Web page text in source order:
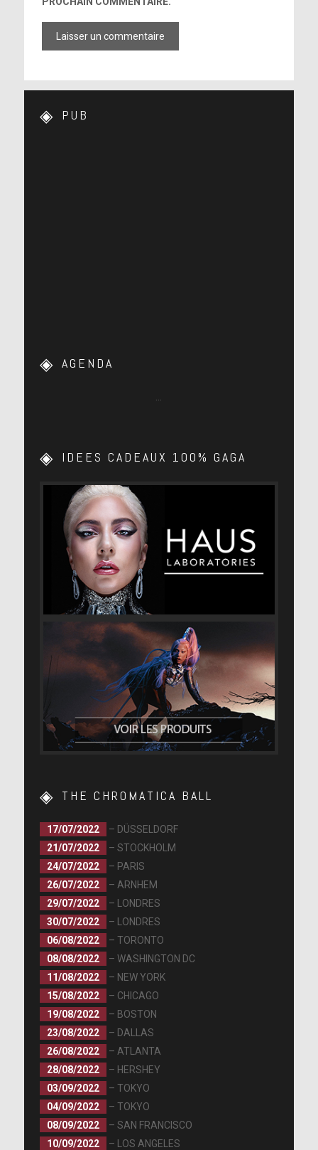
PUB
AGENDA
…
IDEES CADEAUX 100% GAGA
THE CHROMATICA BALL
17/07/2022
– DÜSSELDORF
21/07/2022
– STOCKHOLM
24/07/2022
– PARIS
26/07/2022
– ARNHEM
29/07/2022
– LONDRES
30/07/2022
– LONDRES
06/08/2022
– TORONTO
08/08/2022
– WASHINGTON DC
11/08/2022
– NEW YORK
15/08/2022
– CHICAGO
19/08/2022
– BOSTON
23/08/2022
– DALLAS
26/08/2022
– ATLANTA
28/08/2022
– HERSHEY
03/09/2022
– TOKYO
04/09/2022
– TOKYO
08/09/2022
– SAN FRANCISCO
10/09/2022
– LOS ANGELES